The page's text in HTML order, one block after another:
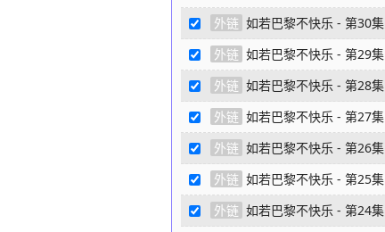
外链 如若巴黎不快乐 - 第30集
外链 如若巴黎不快乐 - 第29集
外链 如若巴黎不快乐 - 第28集
外链 如若巴黎不快乐 - 第27集
外链 如若巴黎不快乐 - 第26集
外链 如若巴黎不快乐 - 第25集
外链 如若巴黎不快乐 - 第24集